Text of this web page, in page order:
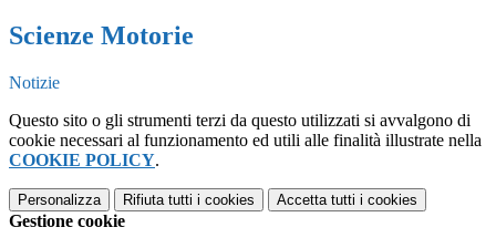
Scienze Motorie
Notizie
Questo sito o gli strumenti terzi da questo utilizzati si avvalgono di
cookie necessari al funzionamento ed utili alle finalità illustrate nella
COOKIE POLICY.
Personalizza Rifiuta tutti i cookies Accetta tutti i cookies
Gestione cookie